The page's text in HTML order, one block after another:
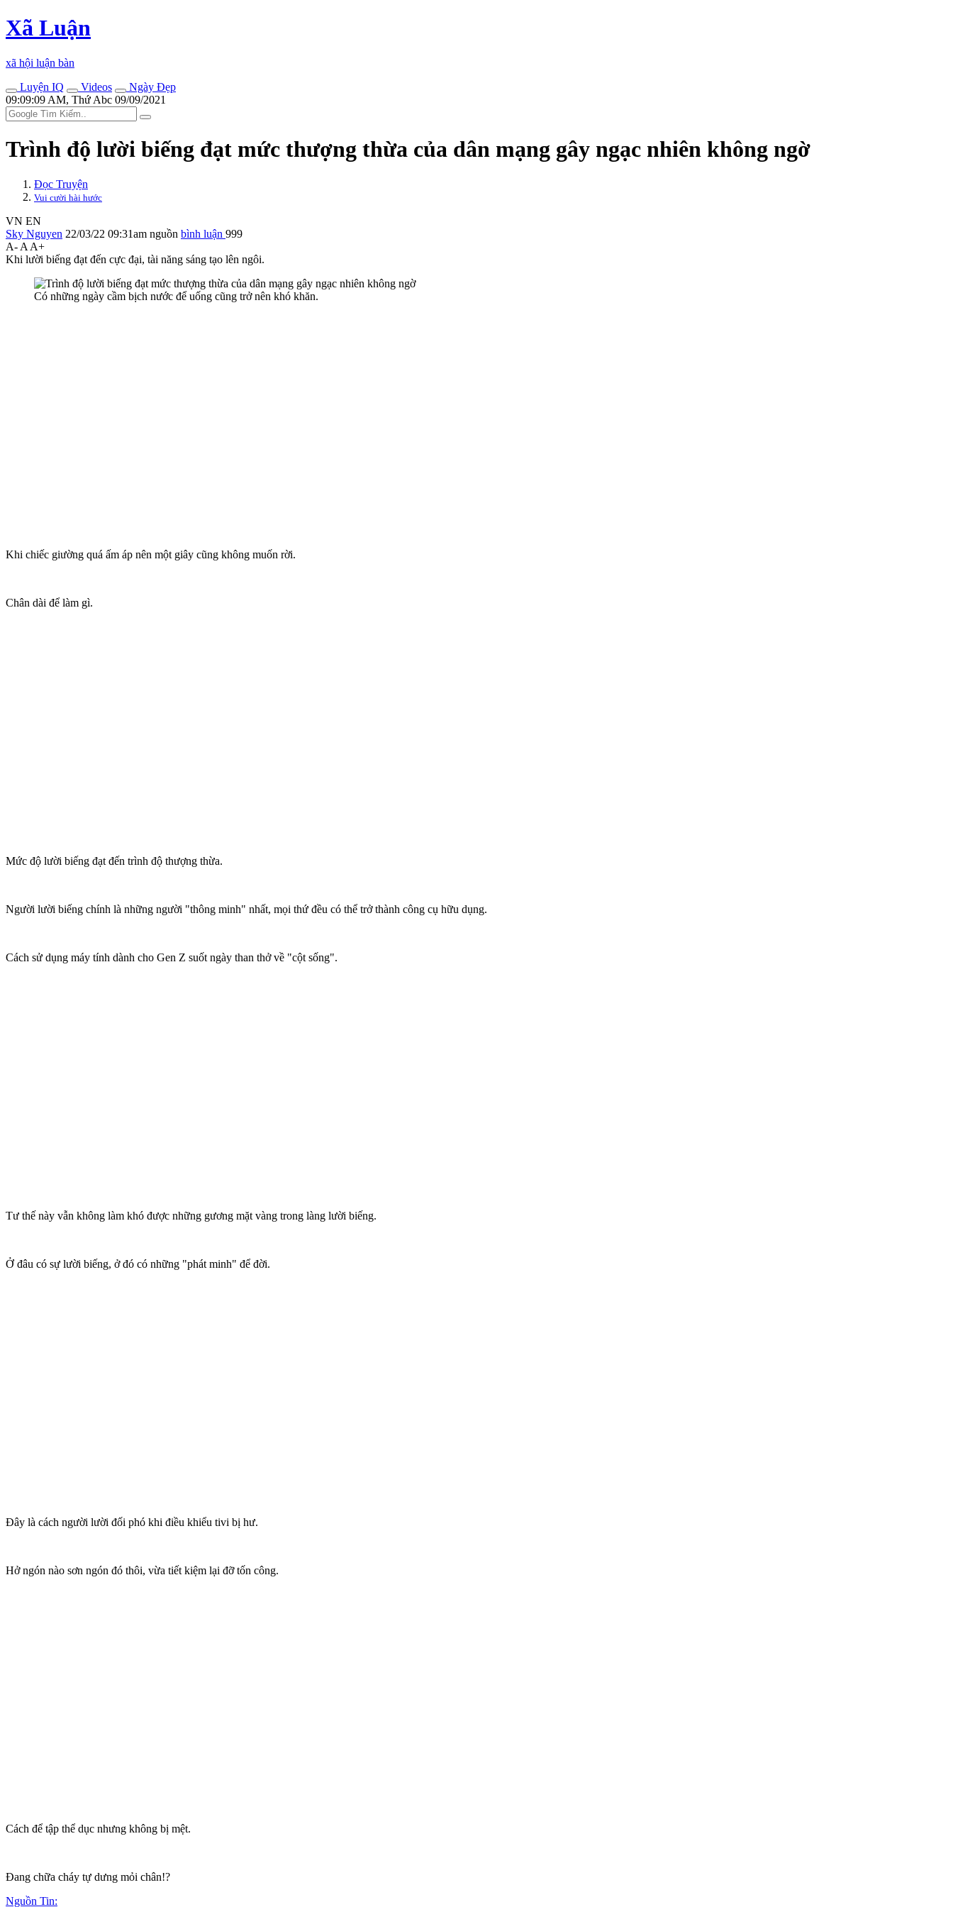
Xã Luận
xã hội luận bàn
Luyện IQ
Videos
Ngày Đẹp
09:09:09 AM, Thứ Abc 09/09/2021
Trình độ lười biếng đạt mức thượng thừa của dân mạng gây ngạc nhiên không ngờ
Đọc Truyện
Vui cười hài hước
VN EN
Sky Nguyen 22/03/22 09:31am nguồn bình luận 999
A- A A+
Khi lười biếng đạt đến cực đại, tài năng sáng tạo lên ngôi.
Có những ngày cầm bịch nước để uống cũng trở nên khó khăn.
Khi chiếc giường quá ấm áp nên một giây cũng không muốn rời.
Chân dài để làm gì.
Mức độ lười biếng đạt đến trình độ thượng thừa.
Người lười biếng chính là những người "thông minh" nhất, mọi thứ đều có thể trở thành công cụ hữu dụng.
Cách sử dụng máy tính dành cho Gen Z suốt ngày than thở về "cột sống".
Tư thế này vẫn không làm khó được những gương mặt vàng trong làng lười biếng.
Ở đâu có sự lười biếng, ở đó có những "phát minh" để đời.
Đây là cách người lười đối phó khi điều khiểu tivi bị hư.
Hở ngón nào sơn ngón đó thôi, vừa tiết kiệm lại đỡ tốn công.
Cách để tập thể dục nhưng không bị mệt.
Đang chữa cháy tự dưng mỏi chân!?
Nguồn Tin: